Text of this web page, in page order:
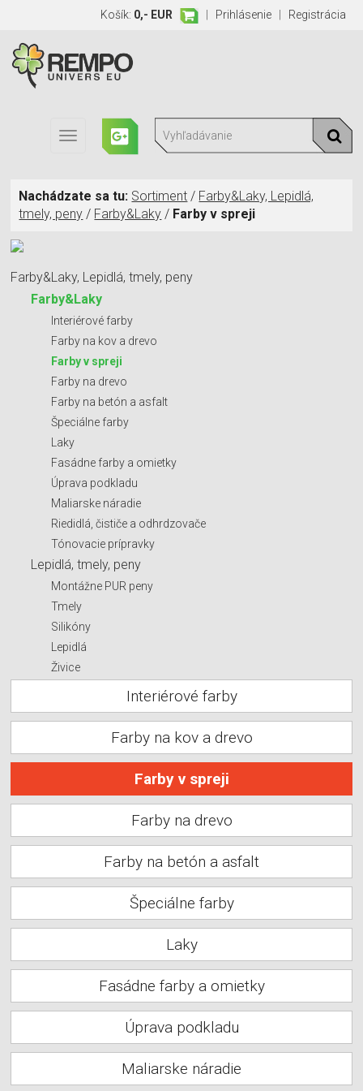
Košík: 0,- EUR | Prihlásenie| Registrácia
Toggle
navigation
Nachádzate sa tu: Sortiment / Farby&Laky, Lepidlá,
tmely, peny / Farby&Laky / Farby v spreji
Farby&Laky, Lepidlá, tmely, peny
Farby&Laky
Interiérové farby
Farby na kov a drevo
Farby v spreji
Farby na drevo
Farby na betón a asfalt
Špeciálne farby
Laky
Fasádne farby a omietky
Úprava podkladu
Maliarske náradie
Riedidlá, čističe a odhrdzovače
Tónovacie prípravky
Lepidlá, tmely, peny
Montážne PUR peny
Tmely
Silikóny
Lepidlá
Živice
Interiérové farby
Farby na kov a drevo
Farby v spreji
Farby na drevo
Farby na betón a asfalt
Špeciálne farby
Laky
Fasádne farby a omietky
Úprava podkladu
Maliarske náradie